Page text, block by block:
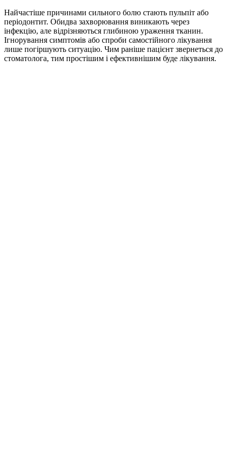
Найчастіше причинами сильного болю стають пульпіт або
періодонтит. Обидва захворювання виникають через
інфекцію, але відрізняються глибиною ураження тканин.
Ігнорування симптомів або спроби самостійного лікування
лише погіршують ситуацію. Чим раніше пацієнт звернеться до
стоматолога, тим простішим і ефективнішим буде лікування.